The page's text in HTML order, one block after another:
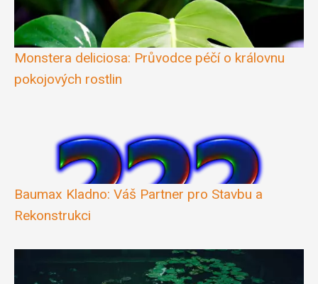
Monstera deliciosa: Průvodce péčí o královnu
pokojových rostlin
Baumax Kladno: Váš Partner pro Stavbu a
Rekonstrukci